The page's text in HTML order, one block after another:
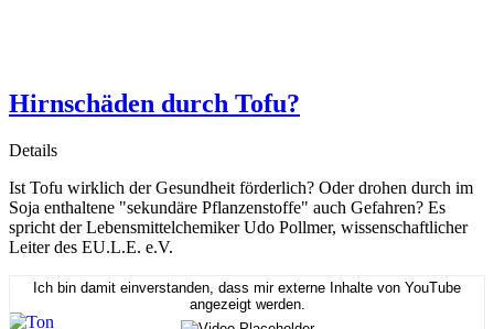
Hirnschäden durch Tofu?
Details
Ist Tofu wirklich der Gesundheit förderlich? Oder drohen durch im
Soja enthaltene "sekundäre Pflanzenstoffe" auch Gefahren? Es
spricht der Lebensmittelchemiker Udo Pollmer, wissenschaftlicher
Leiter des EU.L.E. e.V.
Ich bin damit einverstanden, dass mir externe Inhalte von YouTube
angezeigt werden.